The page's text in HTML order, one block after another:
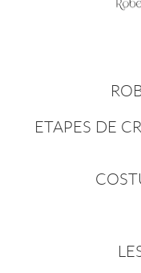
ETAPES DE